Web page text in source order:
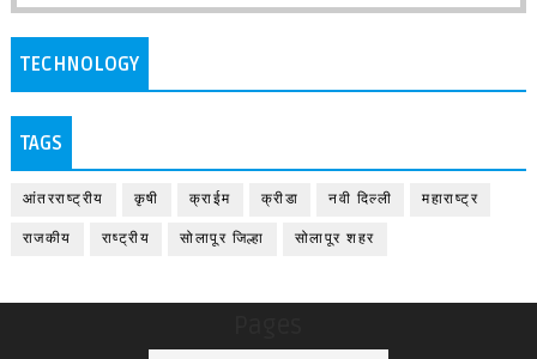
TECHNOLOGY
TAGS
आंतरराष्ट्रीय कृषी क्राईम क्रीडा नवी दिल्ली महाराष्ट्र
राजकीय राष्ट्रीय सोलापूर जिल्हा सोलापूर शहर